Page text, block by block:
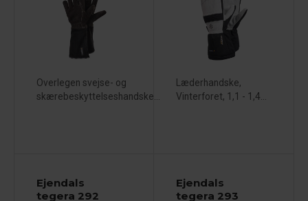
Overlegen svejse- og
skærebeskyttelseshandske...
Læderhandske,
Vinterforet, 1,1 - 1,4...
Ejendals
tegera 292
Ejendals
tegera 293